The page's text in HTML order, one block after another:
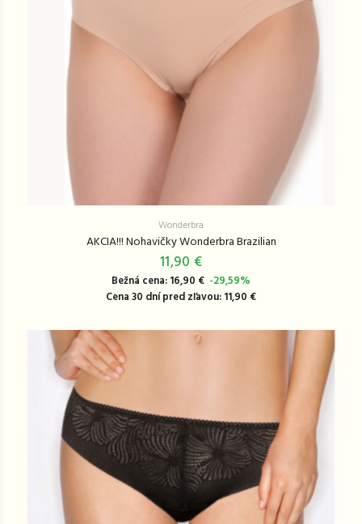
Wonderbra
AKCIA!!! Nohavičky Wonderbra Brazilian
11,90 €
Bežná cena: 16,90 € -29,59%
Cena 30 dní pred zľavou: 11,90 €